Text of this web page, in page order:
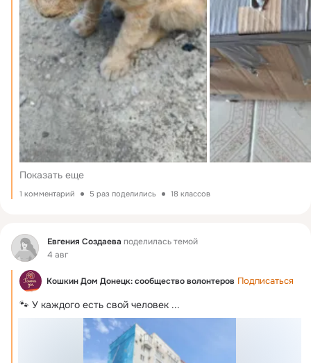
Показать еще
1 комментарий 5 раз поделились 18 классов
Фид Евгения Создаева поделилась темой
4 авг
Кошкин Дом Донецк: сообщество волонтеров Подписаться
🐾 У каждого есть свой человек ...